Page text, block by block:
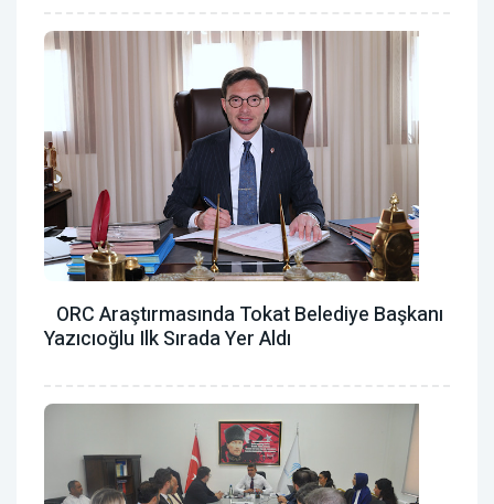
ORC Araştırmasında Tokat Belediye Başkanı
Yazıcıoğlu Ilk Sırada Yer Aldı